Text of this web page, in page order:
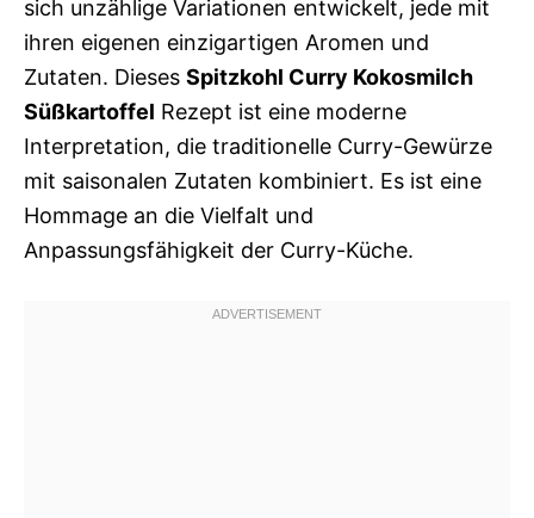
sich unzählige Variationen entwickelt, jede mit
ihren eigenen einzigartigen Aromen und
Zutaten. Dieses Spitzkohl Curry Kokosmilch
Süßkartoffel Rezept ist eine moderne
Interpretation, die traditionelle Curry-Gewürze
mit saisonalen Zutaten kombiniert. Es ist eine
Hommage an die Vielfalt und
Anpassungsfähigkeit der Curry-Küche.